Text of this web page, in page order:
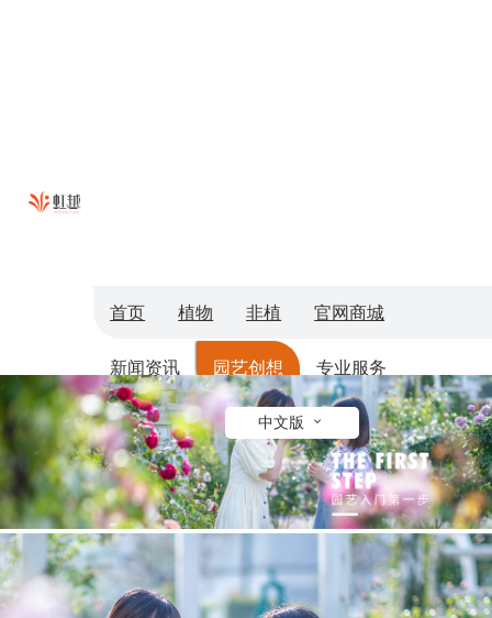
首页 植物 非植 官网商城
新闻资讯 园艺创想 专业服务
切换旧版本 中文版